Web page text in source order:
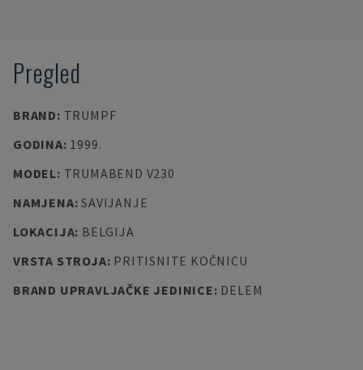
Pregled
BRAND: TRUMPF
GODINA: 1999.
MODEL: TRUMABEND V230
NAMJENA:SAVIJANJE
LOKACIJA: BELGIJA
VRSTA STROJA: PRITISNITE KOČNICU
BRAND UPRAVLJAČKE JEDINICE: DELEM